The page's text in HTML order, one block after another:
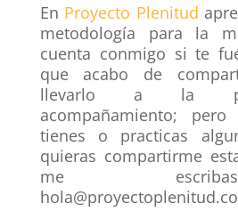
En Proyecto Plenitud
metodología para la
cuenta conmigo si te
que acabo de
llevarlo a la
acompañamiento;
tienes o practicas
quieras compartirme
me